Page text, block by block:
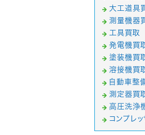
大工道具
測量機器
工具買取
発電機買
塗装機買
溶接機買
自動車整
測定器買
高圧洗浄
コンプレ